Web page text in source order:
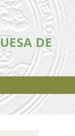
DE
DE
da Genealogia em